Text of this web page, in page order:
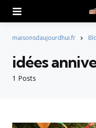
maisonsdaujourdhui.fr
1 Posts
idées